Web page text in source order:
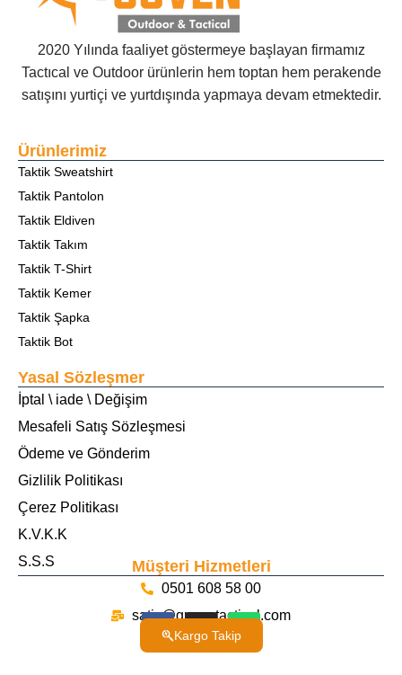
2020 Yılında faaliyet göstermeye başlayan firmamız
Tactıcal ve Outdoor ürünlerin hem toptan hem perakende
satışını yurtiçi ve yurtdışında yapmaya devam etmektedir.
Ürünlerimiz
Taktik Sweatshirt
Taktik Pantolon
Taktik Eldiven
Taktik Takım
Taktik T-Shirt
Taktik Kemer
Taktik Şapka
Taktik Bot
Yasal Sözleşmer
İptal \ iade \ Değişim
Mesafeli Satış Sözleşmesi
Ödeme ve Gönderim
Gizlilik Politikası
Çerez Politikası
K.V.K.K
S.S.S
Müşteri Hizmetleri
0501 608 58 00
satis@guventactical.com
Kargo Takip